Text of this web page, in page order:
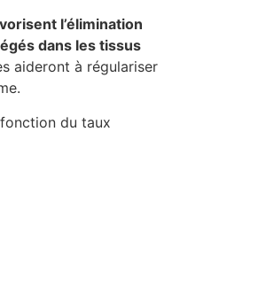
l’élimination
dans les tissus
aideront à régulariser
du taux